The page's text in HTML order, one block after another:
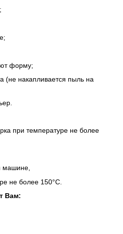
форму;
(не накапливается пыль на
при температуре не более
машине,
не более 150°C.
Вам: